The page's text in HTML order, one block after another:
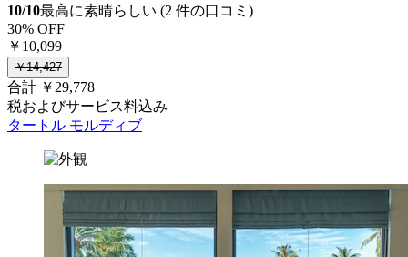
10/10最高に素晴らしい (2 件の口コミ)
30% OFF
￥10,099
￥14,427
合計 ￥29,778
税およびサービス料込み
タートル モルディブ